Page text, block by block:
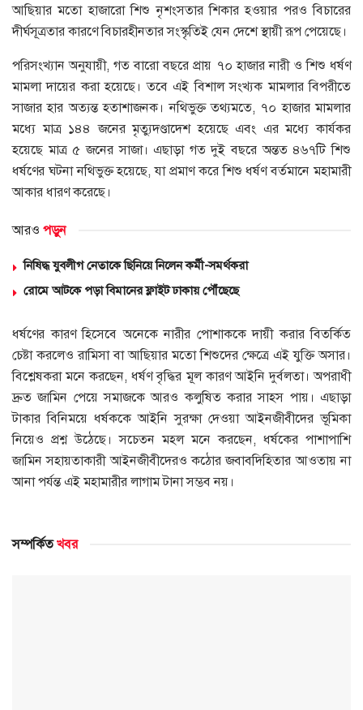
আছিয়ার মতো হাজারো শিশু নৃশংসতার শিকার হওয়ার পরও বিচারের
দীর্ঘসূত্রতার কারণে বিচারহীনতার সংস্কৃতিই যেন দেশে স্থায়ী রূপ পেয়েছে।
পরিসংখ্যান অনুযায়ী, গত বারো বছরে প্রায় ৭০ হাজার নারী ও শিশু ধর্ষণ
মামলা দায়ের করা হয়েছে। তবে এই বিশাল সংখ্যক মামলার বিপরীতে
সাজার হার অত্যন্ত হতাশাজনক। নথিভুক্ত তথ্যমতে, ৭০ হাজার মামলার
মধ্যে মাত্র ১৪৪ জনের মৃত্যুদণ্ডাদেশ হয়েছে এবং এর মধ্যে কার্যকর
হয়েছে মাত্র ৫ জনের সাজা। এছাড়া গত দুই বছরে অন্তত ৪৬৭টি শিশু
ধর্ষণের ঘটনা নথিভুক্ত হয়েছে, যা প্রমাণ করে শিশু ধর্ষণ বর্তমানে মহামারী
আকার ধারণ করেছে।
আরও পড়ুন
নিষিদ্ধ যুবলীগ নেতাকে ছিনিয়ে নিলেন কর্মী-সমর্থকরা
রোমে আটকে পড়া বিমানের ফ্লাইট ঢাকায় পৌঁছেছে
ধর্ষণের কারণ হিসেবে অনেকে নারীর পোশাককে দায়ী করার বিতর্কিত
চেষ্টা করলেও রামিসা বা আছিয়ার মতো শিশুদের ক্ষেত্রে এই যুক্তি অসার।
বিশ্লেষকরা মনে করছেন, ধর্ষণ বৃদ্ধির মূল কারণ আইনি দুর্বলতা। অপরাধী
দ্রুত জামিন পেয়ে সমাজকে আরও কলুষিত করার সাহস পায়। এছাড়া
টাকার বিনিময়ে ধর্ষককে আইনি সুরক্ষা দেওয়া আইনজীবীদের ভূমিকা
নিয়েও প্রশ্ন উঠেছে। সচেতন মহল মনে করছেন, ধর্ষকের পাশাপাশি
জামিন সহায়তাকারী আইনজীবীদেরও কঠোর জবাবদিহিতার আওতায় না
আনা পর্যন্ত এই মহামারীর লাগাম টানা সম্ভব নয়।
সম্পর্কিতখবর